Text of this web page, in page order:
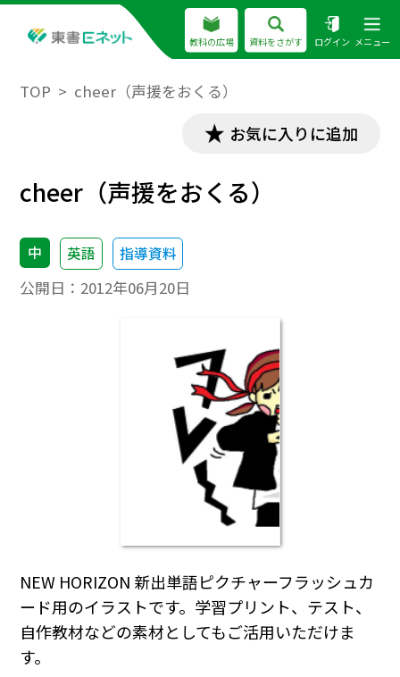
教科の広場 資料をさがす ログイン メニュー
TOP cheer（声援をおくる）
お気に入りに追加
cheer（声援をおくる）
中 英語 指導資料
公開日： 2012年06月20日
NEW HORIZON 新出単語ピクチャーフラッシュカ
ード用のイラストです。学習プリント、テスト、
自作教材などの素材としてもご活用いただけま
す。